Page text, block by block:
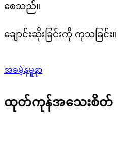
စေသည်။
ချောင်းဆိုးခြင်းကို ကုသခြင်း။
အခမဲ့နမူနာ
ထုတ်ကုန်အသေးစိတ်